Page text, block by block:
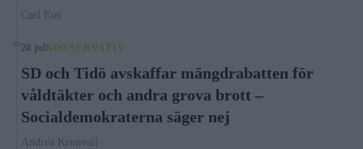
Carl Eos
20 jul KONSERVATIV
SD och Tidö avskaffar mängdrabatten för
våldtäkter och andra grova brott –
Socialdemokraterna säger nej
Andrea Kronvall